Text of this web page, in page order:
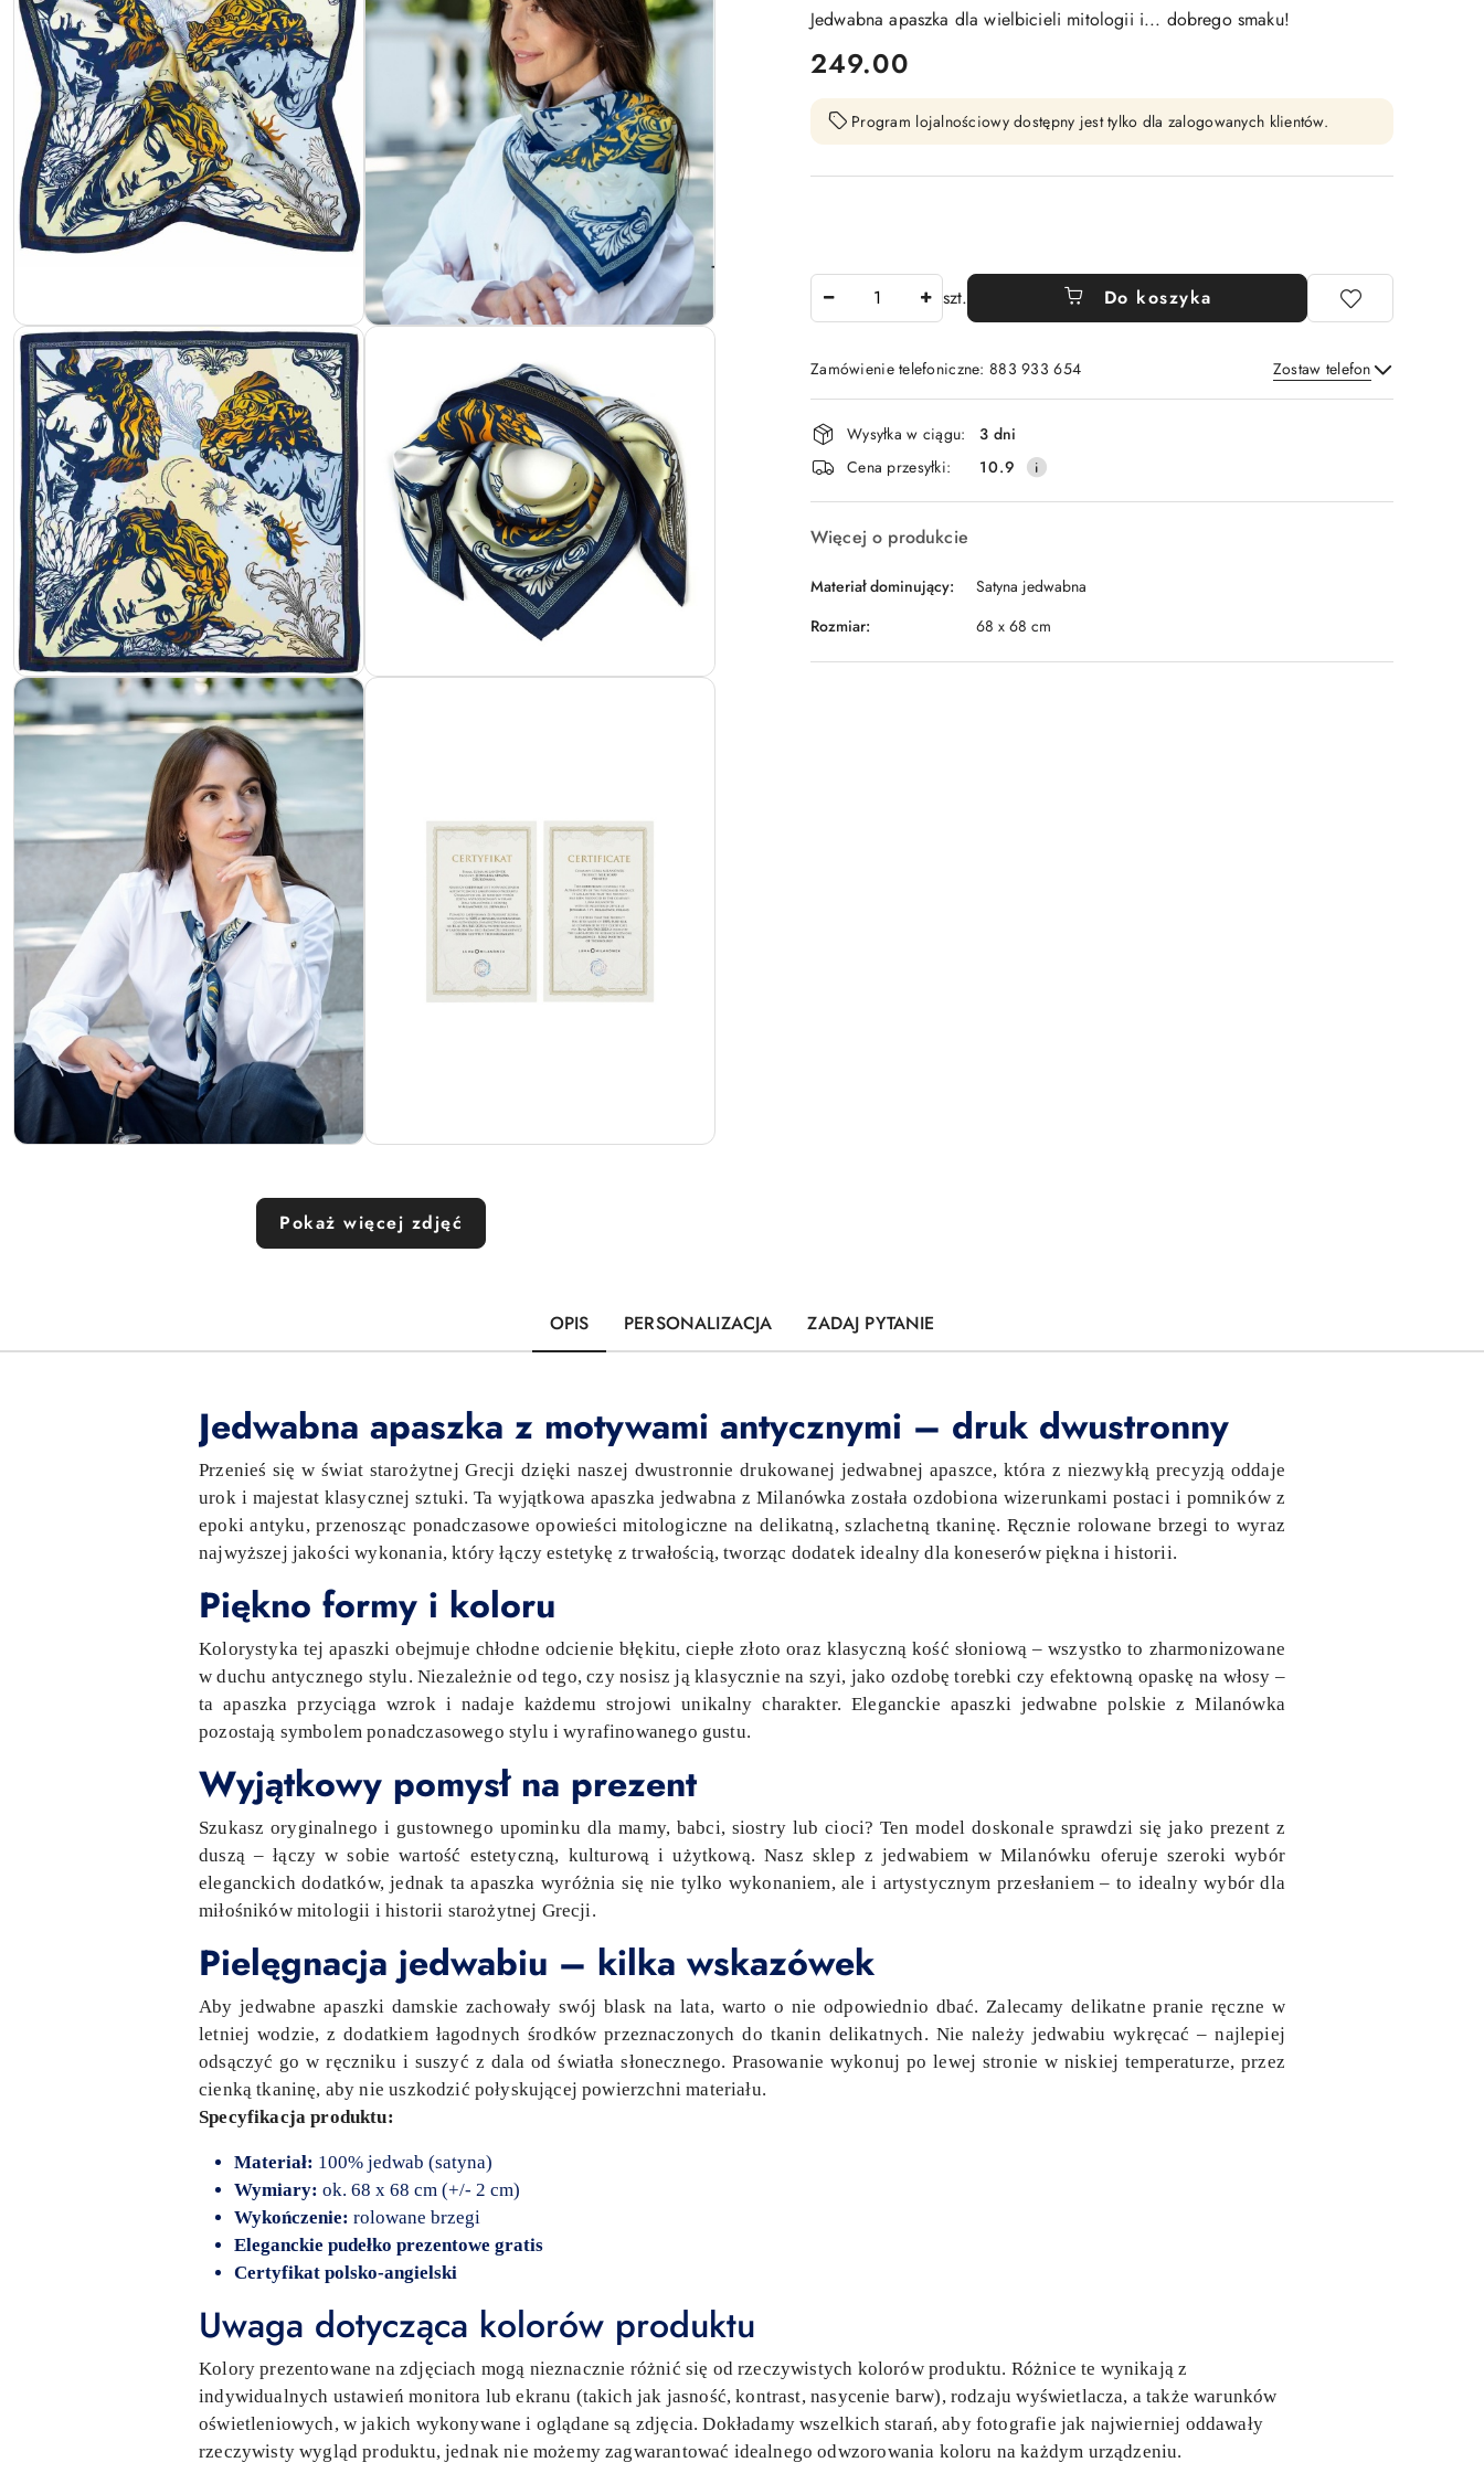
Pokaż więcej zdjęć
Jedwabna apaszka dla wielbicieli mitologii i... dobrego smaku!
cena:
249.00
Program lojalnościowy dostępny jest tylko dla zalogowanych klientów.
szt. Do koszyka
Zamówienie telefoniczne: 883 933 654 Zostaw telefon
Wyślij
Dostępność
i
dostawa
Wysyłka w ciągu:
3 dni
Cena przesyłki:
10.9
Więcej o produkcie
Materiał dominujący:
Satyna jedwabna
Rozmiar:
68 x 68 cm
OPIS PERSONALIZACJA ZADAJ PYTANIE
Jedwabna apaszka z motywami antycznymi – druk dwustronny
Przenieś się w świat starożytnej Grecji dzięki naszej dwustronnie drukowanej jedwabnej apaszce, która z niezwykłą precyzją oddaje
urok i majestat klasycznej sztuki. Ta wyjątkowa apaszka jedwabna z Milanówka została ozdobiona wizerunkami postaci i pomników z
epoki antyku, przenosząc ponadczasowe opowieści mitologiczne na delikatną, szlachetną tkaninę. Ręcznie rolowane brzegi to wyraz
najwyższej jakości wykonania, który łączy estetykę z trwałością, tworząc dodatek idealny dla koneserów piękna i historii.
Piękno formy i koloru
Kolorystyka tej apaszki obejmuje chłodne odcienie błękitu, ciepłe złoto oraz klasyczną kość słoniową – wszystko to zharmonizowane
w duchu antycznego stylu. Niezależnie od tego, czy nosisz ją klasycznie na szyi, jako ozdobę torebki czy efektowną opaskę na włosy –
ta apaszka przyciąga wzrok i nadaje każdemu strojowi unikalny charakter. Eleganckie apaszki jedwabne polskie z Milanówka
pozostają symbolem ponadczasowego stylu i wyrafinowanego gustu.
Wyjątkowy pomysł na prezent
Szukasz oryginalnego i gustownego upominku dla mamy, babci, siostry lub cioci? Ten model doskonale sprawdzi się jako prezent z
duszą – łączy w sobie wartość estetyczną, kulturową i użytkową. Nasz sklep z jedwabiem w Milanówku oferuje szeroki wybór
eleganckich dodatków, jednak ta apaszka wyróżnia się nie tylko wykonaniem, ale i artystycznym przesłaniem – to idealny wybór dla
miłośników mitologii i historii starożytnej Grecji.
Pielęgnacja jedwabiu – kilka wskazówek
Aby jedwabne apaszki damskie zachowały swój blask na lata, warto o nie odpowiednio dbać. Zalecamy delikatne pranie ręczne w
letniej wodzie, z dodatkiem łagodnych środków przeznaczonych do tkanin delikatnych. Nie należy jedwabiu wykręcać – najlepiej
odsączyć go w ręczniku i suszyć z dala od światła słonecznego. Prasowanie wykonuj po lewej stronie w niskiej temperaturze, przez
cienką tkaninę, aby nie uszkodzić połyskującej powierzchni materiału.
Specyfikacja produktu:
Materiał: 100% jedwab (satyna)
Wymiary: ok. 68 x 68 cm (+/- 2 cm)
Wykończenie: rolowane brzegi
Eleganckie pudełko prezentowe gratis
Certyfikat polsko-angielski
Uwaga dotycząca kolorów produktu
Kolory prezentowane na zdjęciach mogą nieznacznie różnić się od rzeczywistych kolorów produktu. Różnice te wynikają z
indywidualnych ustawień monitora lub ekranu (takich jak jasność, kontrast, nasycenie barw), rodzaju wyświetlacza, a także warunków
oświetleniowych, w jakich wykonywane i oglądane są zdjęcia. Dokładamy wszelkich starań, aby fotografie jak najwierniej oddawały
rzeczywisty wygląd produktu, jednak nie możemy zagwarantować idealnego odwzorowania koloru na każdym urządzeniu.